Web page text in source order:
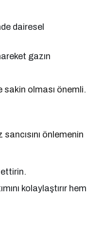
dairesel
gazın
sakin olması önemli.
önlemenin
ettirin.
kolaylaştırır hem